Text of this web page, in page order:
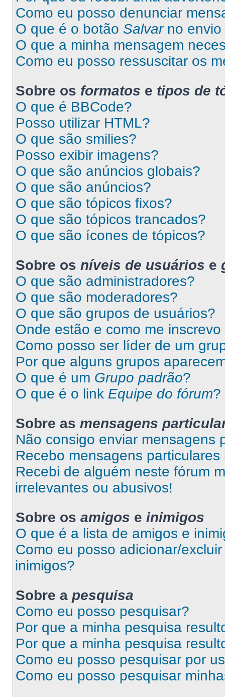
Como eu posso denunciar
O que é o botão Salvarno envio
O que a minha mensagem
Como eu posso ressuscitar os
Sobre os formatos e tipos de
O que é BBCode?
Posso utilizar HTML?
O que são smilies?
Posso exibir imagens?
O que são anúncios globais?
O que são anúncios?
O que são tópicos fixos?
O que são tópicos trancados?
O que são ícones de tópicos?
Sobre os níveis de usuários e
O que são administradores?
O que são moderadores?
O que são grupos de usuários?
Onde estão e como me
Como posso ser líder de um
Por que alguns grupos
O que é um Grupo padrão?
O que é o link Equipe do fórum?
Sobre as mensagens
Não consigo enviar mensagens
Recebo mensagens
Recebi de alguém neste fórum
irrelevantes ou abusivos!
Sobre os amigos e inimigos
O que é a lista de amigos e
Como eu posso adicionar/
inimigos?
Sobre a pesquisa
Como eu posso pesquisar?
Por que a minha pesquisa
Por que a minha pesquisa
Como eu posso pesquisar por
Como eu posso pesquisar